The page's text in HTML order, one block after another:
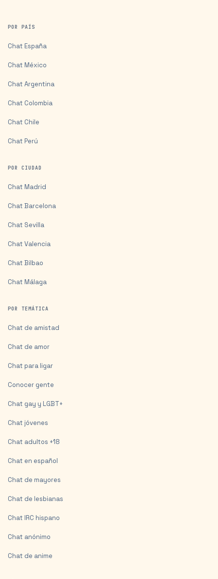
POR PAÍS
Chat España
Chat México
Chat Argentina
Chat Colombia
Chat Chile
Chat Perú
POR CIUDAD
Chat Madrid
Chat Barcelona
Chat Sevilla
Chat Valencia
Chat Bilbao
Chat Málaga
POR TEMÁTICA
Chat de amistad
Chat de amor
Chat para ligar
Conocer gente
Chat gay y LGBT+
Chat jóvenes
Chat adultos +18
Chat en español
Chat de mayores
Chat de lesbianas
Chat IRC hispano
Chat anónimo
Chat de anime